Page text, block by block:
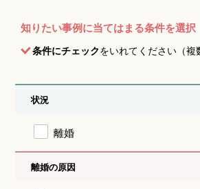
知りたい事例に当てはまる条件を選択
条件にチェックをいれてください（複
状況
離婚
離婚の原因